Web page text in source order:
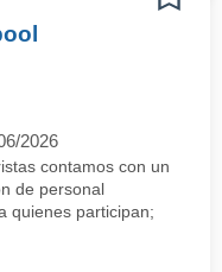
2026
contamos con un
de personal
quienes participan;